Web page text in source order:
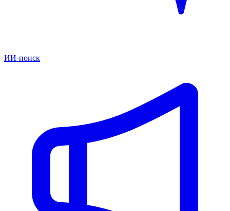
ИИ-поиск